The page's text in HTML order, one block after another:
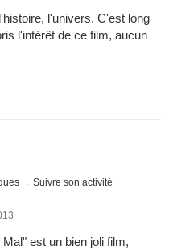
l'univers. C'est long
l'intérêt de ce film, aucun
Suivre son activité
est un bien joli film,